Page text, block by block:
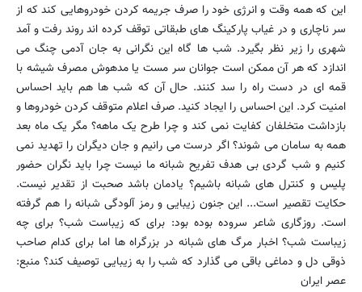
این که همه وقت و انرژی خود را صرف جریمه کردن خودروهایی کند که از
سر ناچاری و در غیاب پارکینگ های طبقاتی توقف کرده اند روند رفت و آمد
شهری را زیر نظر بگیرد. شب ها گاه این نگرانی به جان آدمی چنگ می
اندازد که هر آن ممکن است جوانان سر مست یا مدهوش مصرف شیشه با
قمه ای در دست راه را سد کنند. حال آن که شب ها هم باید احساس
امنیت کرد. این احساس را ایجاد کنید. صرف اعلام متوقف کردن خودروها و
بازداشت متخلفان کفایت نمی کند و چرا طرح یک ماهه؟ مگر یک ماه بعد
همه به سامان می شوند؟ اگر درست می رانیم و جان دیگران را تهدید نمی
کنیم و شب گردی بی هدف تفریح شبانه ما نیست چرا باید نگران حضور
پلیس و کنترل های شبانه باشیم؟ یادمان باشد صحبت از تقدیر نیست.
حکایت تقصیر است... این جنون زیبایی و رمز آلودگی شبانه را هم گرفته
است. روزگاری شاعر سروده بوده بود: برای که زیباست شب؟ برای چه
زیباست شب؟ اخبار مرگ های شبانه در بزرگراه ها اما برای کدام صاحب
ذوقی دل و دماغی باقی می گذارد که شب را به زیبایی توصیف کند؟ منبع:
عصر ایران